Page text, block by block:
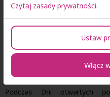
Podczas Dni otwartych
Czytaj zasady prywatności.
Ustaw
Włącz